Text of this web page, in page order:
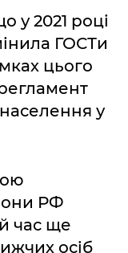
у 2021 році
ГОСТи
цього
у
РФ
час ще
осіб